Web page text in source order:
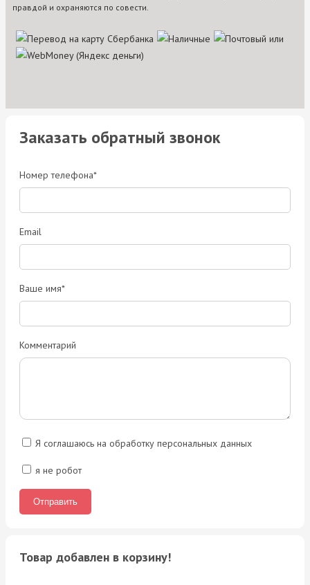
правдой и охраняются по совести.
Заказать обратный звонок
Номер телефона*
Email
Ваше имя*
Комментарий
Я соглашаюсь на обработку персональных данных
я не робот
Товар добавлен в корзину!